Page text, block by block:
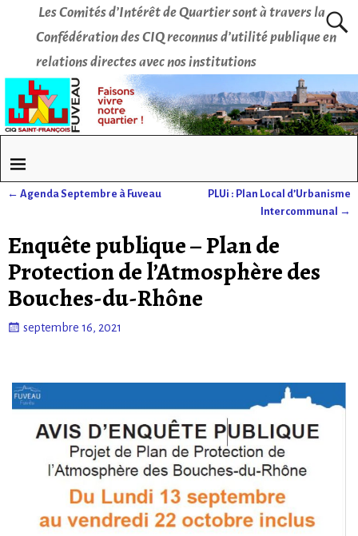
Les Comités d’Intérêt de Quartier sont à travers la
Confédération des CIQ reconnus d’utilité publique en
relations directes avec nos institutions
← Agenda Septembre à Fuveau
PLUi : Plan Local d’Urbanisme
Intercommunal →
Enquête publique – Plan de
Protection de l’Atmosphère des
Bouches-du-Rhône
septembre 16, 2021